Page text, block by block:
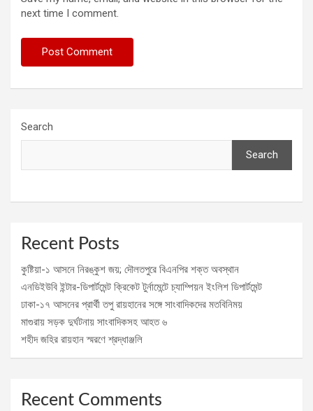
next time I comment.
Search
Search
Recent Posts
কুষ্টিয়া-১ আসনে নিরঙ্কুশ জয়; দৌলতপুরে বিএনপির শক্ত অবস্থান
এনডিইউবি ইন্টার-ডিপার্টমেন্ট ক্রিকেট টুর্নামেন্টে চ্যাম্পিয়ন ইংলিশ ডিপার্টমেন্ট
ঢাকা-১৭ আসনের প্রার্থী তপু রায়হানের সঙ্গে সাংবাদিকদের মতবিনিময়
মাগুরায় সড়ক দুর্ঘটনায় সাংবাদিকসহ আহত ৬
শহীদ জহির রায়হান স্মরণে শ্রদ্ধাঞ্জলি
Recent Comments